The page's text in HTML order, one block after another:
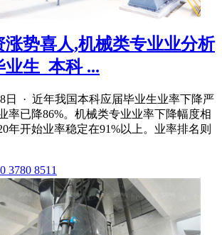
涨势喜人,机械类专业业分析
业生_本科 ...
日 · 近年我国本科应届毕业生业率下降严
率已降86%。机械类专业业率下降幅度相
年开始业率稳定在91%以上。业率排名则
3780 8511